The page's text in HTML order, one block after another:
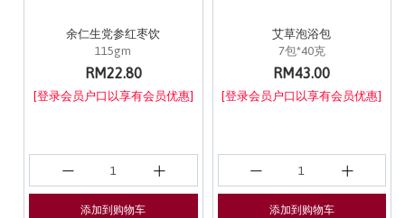
余仁生党参红枣饮
115gm
RM22.80
[登录会员户口以享有会员优惠]
添加到购物车
艾草泡浴包
7包*40克
RM43.00
[登录会员户口以享有会员优惠]
添加到购物车